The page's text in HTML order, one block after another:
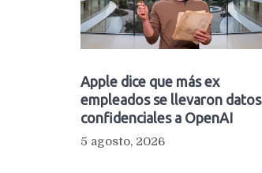
Apple dice que más ex
empleados se llevaron datos
confidenciales a OpenAI
5 agosto, 2026